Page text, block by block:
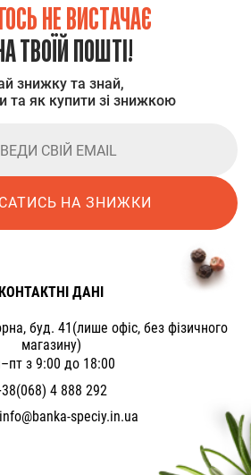
НЕ ВИСТАЧАЄ
ТВОЇЙ ПОШТІ!
знижку та знай,
та як купити зі знижкою
НА ЗНИЖКИ
КОНТАКТНІ ДАНІ
буд. 41(лише офіс, без фізичного
магазину)
з 9:00 до 18:00
4 888 292
info@banka-speciy.in.ua